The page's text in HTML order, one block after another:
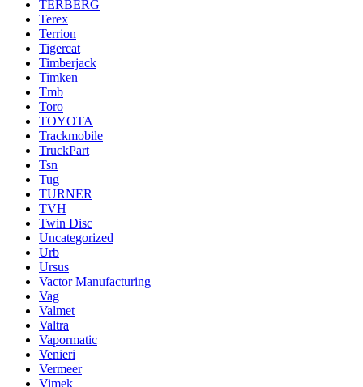
TERBERG
Terex
Terrion
Tigercat
Timberjack
Timken
Tmb
Toro
TOYOTA
Trackmobile
TruckPart
Tsn
Tug
TURNER
TVH
Twin Disc
Uncategorized
Urb
Ursus
Vactor Manufacturing
Vag
Valmet
Valtra
Vapormatic
Venieri
Vermeer
Vimek